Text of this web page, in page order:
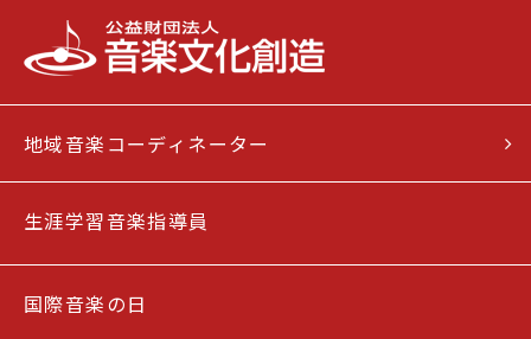
地域音楽コーディネーター
生涯学習音楽指導員
国際音楽の日